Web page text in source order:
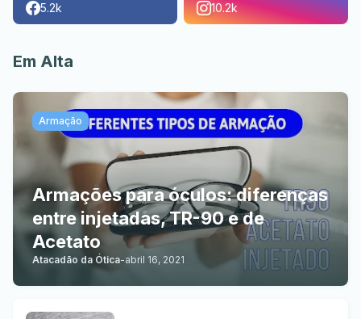
5.2k 10.2k
Em Alta
Armação
Armações para óculos: diferenças
entre injetadas, TR-90 e de
Acetato
Atacadão da Ótica-abril 16, 2021